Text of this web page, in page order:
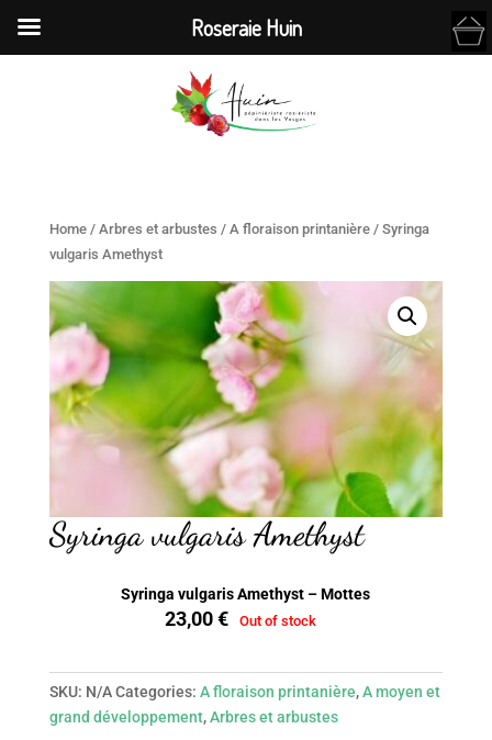
Home/ Arbres et arbustes / A floraison printanière/ Syringa
vulgaris Amethyst
Syringa vulgaris Amethyst
Syringa vulgaris Amethyst – Mottes
23,00 € Out of stock
SKU: N/A Categories: A floraison printanière,A moyen et
grand développement,Arbres et arbustes
Roseraie Huin